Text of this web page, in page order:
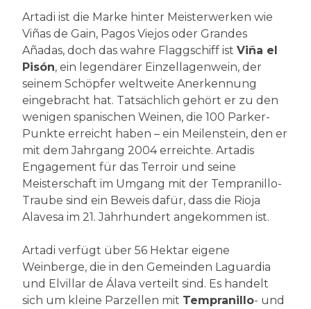
Artadi ist die Marke hinter Meisterwerken wie
Viñas de Gain, Pagos Viejos oder Grandes
Añadas, doch das wahre Flaggschiff ist Viña el
Pisón, ein legendärer Einzellagenwein, der
seinem Schöpfer weltweite Anerkennung
eingebracht hat. Tatsächlich gehört er zu den
wenigen spanischen Weinen, die 100 Parker-
Punkte erreicht haben – ein Meilenstein, den er
mit dem Jahrgang 2004 erreichte. Artadis
Engagement für das Terroir und seine
Meisterschaft im Umgang mit der Tempranillo-
Traube sind ein Beweis dafür, dass die Rioja
Alavesa im 21. Jahrhundert angekommen ist.
Artadi verfügt über 56 Hektar eigene
Weinberge, die in den Gemeinden Laguardia
und Elvillar de Álava verteilt sind. Es handelt
sich um kleine Parzellen mit Tempranillo- und